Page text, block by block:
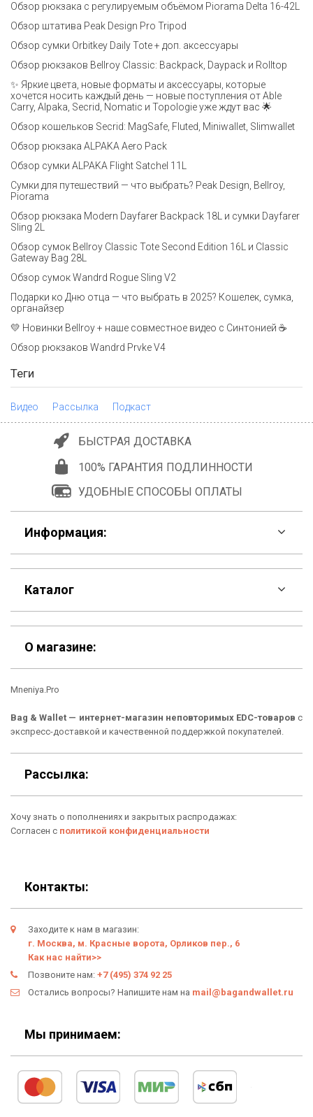
Обзор рюкзака с регулируемым объёмом Piorama Delta 16-42L
Обзор штатива Peak Design Pro Tripod
Обзор сумки Orbitkey Daily Tote + доп. аксессуары
Обзор рюкзаков Bellroy Classic: Backpack, Daypack и Rolltop
✨ Яркие цвета, новые форматы и аксессуары, которые
хочется носить каждый день — новые поступления от Able
Carry, Alpaka, Secrid, Nomatic и Topologie уже ждут вас 🌟
Обзор кошельков Secrid: MagSafe, Fluted, Miniwallet, Slimwallet
Обзор рюкзака ALPAKA Aero Pack
Обзор сумки ALPAKA Flight Satchel 11L
Сумки для путешествий — что выбрать? Peak Design, Bellroy,
Piorama
Обзор рюкзака Modern Dayfarer Backpack 18L и сумки Dayfarer
Sling 2L
Обзор сумок Bellroy Classic Tote Second Edition 16L и Classic
Gateway Bag 28L
Обзор сумок Wandrd Rogue Sling V2
Подарки ко Дню отца — что выбрать в 2025? Кошелек, сумка,
органайзер
💛 Новинки Bellroy + наше совместное видео с Синтонией ☕
Обзор рюкзаков Wandrd Prvke V4
Теги
Видео Рассылка Подкаст
БЫСТРАЯ ДОСТАВКА
100% ГАРАНТИЯ ПОДЛИННОСТИ
УДОБНЫЕ СПОСОБЫ ОПЛАТЫ
Информация:
F.A.Q
Контакты
Шоурум
Материалы
Подарочные сертификаты
О нас
Отзывы о Bag & Wallet
Гарантия
Условия возврата
Оферта
Политика конфиденциальности
Каталог
Скидки
Кошельки
Сумки
Новинки
Подарки
О магазине:
Mneniya.Pro
Bag & Wallet — интернет-магазин неповторимых EDC-товаров с
экспресс-доставкой и качественной поддержкой покупателей.
Рассылка:
Хочу знать о пополнениях и закрытых распродажах:
Согласен с политикой конфиденциальности
Контакты:
Заходите к нам в магазин:
г. Москва, м. Красные ворота, Орликов пер., 6
Как нас найти>>
Позвоните нам: +7 (495) 374 92 25
Остались вопросы? Напишите нам на mail@bagandwallet.ru
Мы принимаем: